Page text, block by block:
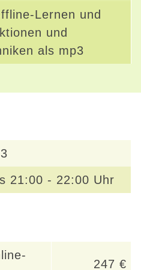
Lernen und
und
als mp3
21:00 - 22:00 Uhr
247 €